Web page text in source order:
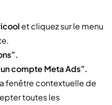
et cliquez sur le menu
compte Meta Ads”.
fenêtre contextuelle de
toutes les